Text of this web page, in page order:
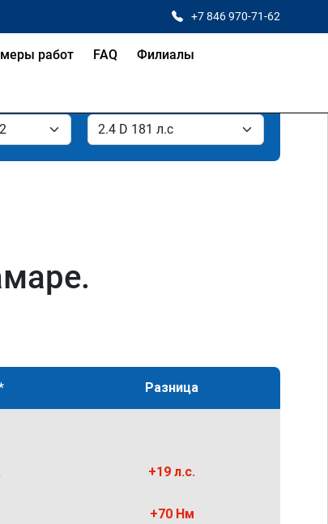
+7 846 970-71-62
работ FAQ Филиалы
Разница
+19 л.с.
+70 Нм